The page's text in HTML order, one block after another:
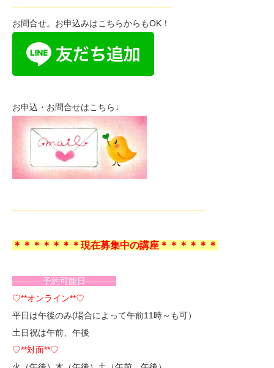
——————————————————–
お問合せ。お申込みはこちらからもOK！
お申込・お問合せはこちら↓
——————————————————————–
＊＊＊＊＊＊＊現在募集中の講座＊＊＊＊＊＊
———–予約可能日———–
♡**オンライン**♡
平日は午後のみ(場合によって午前11時～も可）
土日祝は午前、午後
♡**対面**♡